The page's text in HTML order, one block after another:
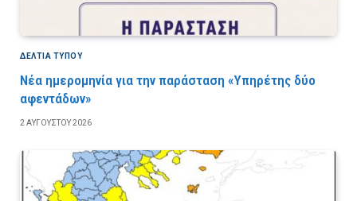
ΔΕΛΤΙΑ ΤΥΠΟΥ
Νέα ημερομηνία για την παράσταση «Υπηρέτης δύο
αφεντάδων»
2 ΑΥΓΟΎΣΤΟΥ 2026